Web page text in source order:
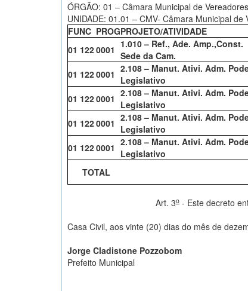
ÓRGÃO: 01 – Câmara Municipal de Vereadores
UNIDADE: 01.01 – CMV- Câmara Municipal de
FUNC PROGPROJETO/ATIVIDADE
01 1220001 1.010 – Ref., Ade. Amp.,Const.
Sede da Cam.
01 1220001 2.108 – Manut. Ativi. Adm.
Legislativo
01 1220001 2.108 – Manut. Ativi. Adm.
Legislativo
01 1220001 2.108 – Manut. Ativi. Adm.
Legislativo
01 1220001 2.108 – Manut. Ativi. Adm.
Legislativo
TOTAL
Art. 3o - Este decreto
Casa Civil, aos vinte (20) dias do mês de
Jorge Cladistone Pozzobom
Prefeito Municipal